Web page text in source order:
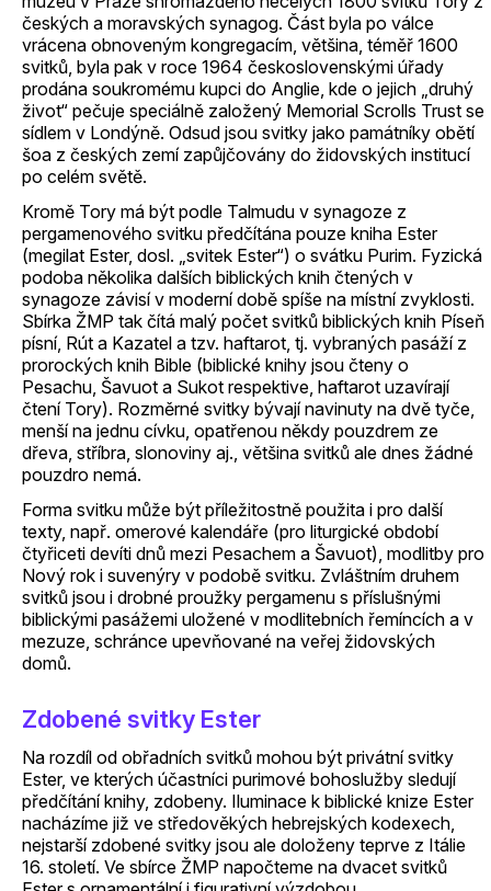
českých a moravských synagog. Část byla po válce
vrácena obnoveným kongregacím, většina, téměř 1600
svitků, byla pak v roce 1964 československými úřady
prodána soukromému kupci do Anglie, kde o jejich „druhý
život“ pečuje speciálně založený Memorial Scrolls Trust se
sídlem v Londýně. Odsud jsou svitky jako památníky obětí
šoa z českých zemí zapůjčovány do židovských institucí
po celém světě.
Kromě Tory má být podle Talmudu v synagoze z
pergamenového svitku předčítána pouze kniha Ester
(megilat Ester, dosl. „svitek Ester“) o svátku Purim. Fyzická
podoba několika dalších biblických knih čtených v
synagoze závisí v moderní době spíše na místní zvyklosti.
Sbírka ŽMP tak čítá malý počet svitků biblických knih Píseň
písní, Rút a Kazatel a tzv. haftarot, tj. vybraných pasáží z
prorockých knih Bible (biblické knihy jsou čteny o
Pesachu, Šavuot a Sukot respektive, haftarot uzavírají
čtení Tory). Rozměrné svitky bývají navinuty na dvě tyče,
menší na jednu cívku, opatřenou někdy pouzdrem ze
dřeva, stříbra, slonoviny aj., většina svitků ale dnes žádné
pouzdro nemá.
Forma svitku může být příležitostně použita i pro další
texty, např. omerové kalendáře (pro liturgické období
čtyřiceti devíti dnů mezi Pesachem a Šavuot), modlitby pro
Nový rok i suvenýry v podobě svitku. Zvláštním druhem
svitků jsou i drobné proužky pergamenu s příslušnými
biblickými pasážemi uložené v modlitebních řemíncích a v
mezuze, schránce upevňované na veřej židovských
domů.
Zdobené svitky Ester
Na rozdíl od obřadních svitků mohou být privátní svitky
Ester, ve kterých účastníci purimové bohoslužby sledují
předčítání knihy, zdobeny. Iluminace k biblické knize Ester
nacházíme již ve středověkých hebrejských kodexech,
nejstarší zdobené svitky jsou ale doloženy teprve z Itálie
16. století. Ve sbírce ŽMP napočteme na dvacet svitků